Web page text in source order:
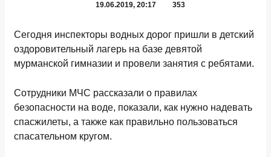
19.06.2019, 20:17 353
Сегодня инспекторы водных дорог пришли в детский
оздоровительный лагерь на базе девятой
мурманской гимназии и провели занятия с ребятами.
Сотрудники МЧС рассказали о правилах
безопасности на воде, показали, как нужно надевать
спасжилеты, а также как правильно пользоваться
спасательном кругом.